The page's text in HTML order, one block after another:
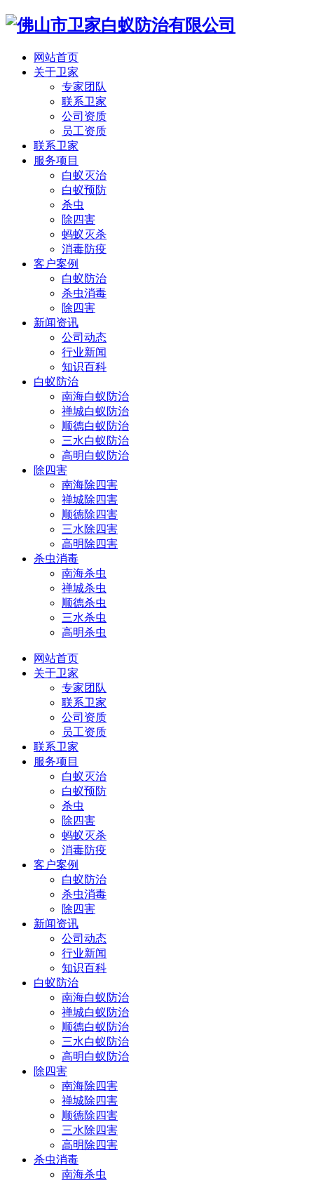
网站首页
关于卫家
专家团队
联系卫家
公司资质
员工资质
联系卫家
服务项目
白蚁灭治
白蚁预防
杀虫
除四害
蚂蚁灭杀
消毒防疫
客户案例
白蚁防治
杀虫消毒
除四害
新闻资讯
公司动态
行业新闻
知识百科
白蚁防治
南海白蚁防治
禅城白蚁防治
顺德白蚁防治
三水白蚁防治
高明白蚁防治
除四害
南海除四害
禅城除四害
顺德除四害
三水除四害
高明除四害
杀虫消毒
南海杀虫
禅城杀虫
顺德杀虫
三水杀虫
高明杀虫
网站首页
关于卫家
专家团队
联系卫家
公司资质
员工资质
联系卫家
服务项目
白蚁灭治
白蚁预防
杀虫
除四害
蚂蚁灭杀
消毒防疫
客户案例
白蚁防治
杀虫消毒
除四害
新闻资讯
公司动态
行业新闻
知识百科
白蚁防治
南海白蚁防治
禅城白蚁防治
顺德白蚁防治
三水白蚁防治
高明白蚁防治
除四害
南海除四害
禅城除四害
顺德除四害
三水除四害
高明除四害
杀虫消毒
南海杀虫